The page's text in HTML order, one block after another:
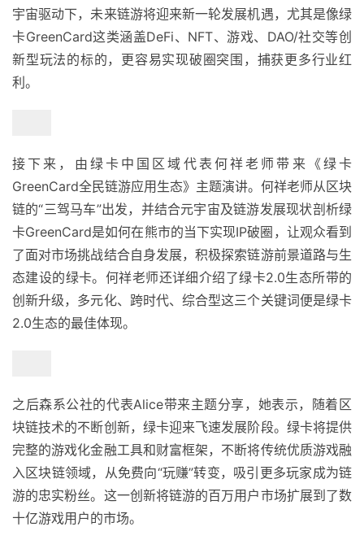
宇宙驱动下，未来链游将迎来新一轮发展机遇，尤其是像绿
卡GreenCard这类涵盖DeFi、NFT、游戏、DAO/社交等创
新型玩法的标的，更容易实现破圈突围，捕获更多行业红
利。
接下来，由绿卡中国区域代表何祥老师带来《绿卡
GreenCard全民链游应用生态》主题演讲。何祥老师从区块
链的“三驾马车”出发，并结合元宇宙及链游发展现状剖析绿
卡GreenCard是如何在熊市的当下实现IP破圈，让观众看到
了面对市场挑战结合自身发展，积极探索链游前景道路与生
态建设的绿卡。何祥老师还详细介绍了绿卡2.0生态所带的
创新升级，多元化、跨时代、综合型这三个关键词便是绿卡
2.0生态的最佳体现。
之后森系公社的代表Alice带来主题分享，她表示，随着区
块链技术的不断创新，绿卡迎来飞速发展阶段。绿卡将提供
完整的游戏化金融工具和财富框架，不断将传统优质游戏融
入区块链领域，从免费向“玩赚”转变，吸引更多玩家成为链
游的忠实粉丝。这一创新将链游的百万用户市场扩展到了数
十亿游戏用户的市场。